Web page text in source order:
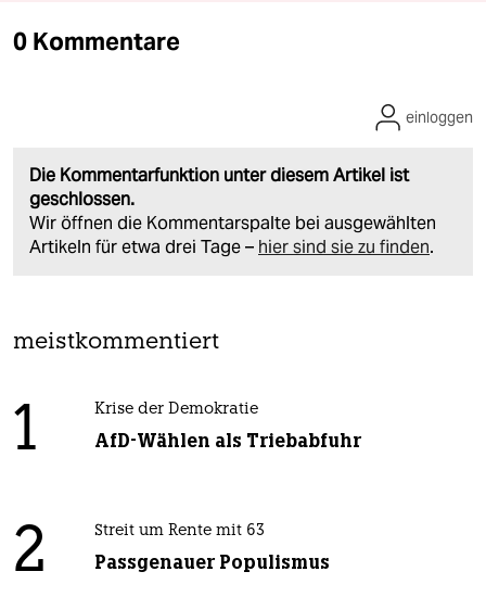
0 Kommentare
Die Kommentarfunktion unter diesem Artikel ist
geschlossen.
Wir öffnen die Kommentarspalte bei ausgewählten
Artikeln für etwa drei Tage – hier sind sie zu finden.
einloggen
meistkommentiert
1 Krise der Demokratie
AfD-Wählen als Triebabfuhr
2 Streit um Rente mit 63
Passgenauer Populismus